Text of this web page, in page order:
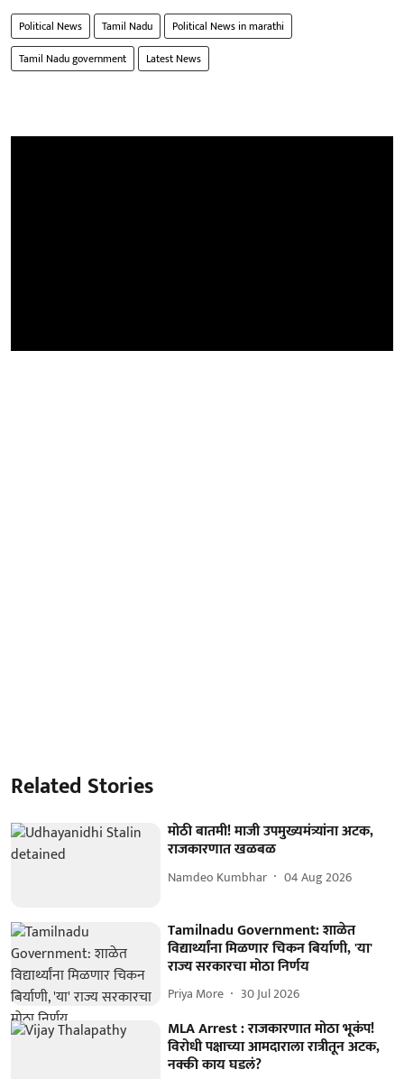
Political News Tamil Nadu
Political News in marathi
Tamil Nadu government
Latest News
Related Stories
मोठी बातमी! माजी उपमुख्यमंत्र्यांना अटक,
राजकारणात खळबळ
Namdeo Kumbhar 04 Aug 2026
Tamilnadu Government: शाळेत
विद्यार्थ्यांना मिळणार चिकन बिर्याणी, 'या'
राज्य सरकारचा मोठा निर्णय
Priya More 30 Jul 2026
MLA Arrest : राजकारणात मोठा भूकंप!
विरोधी पक्षाच्या आमदाराला रात्रीतून अटक,
नक्की काय घडलं?